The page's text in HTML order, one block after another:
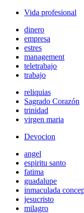
Vida profesional
dinero
empresa
estres
management
teletrabajo
trabajo
reliquias
Sagrado Corazón
trinidad
virgen maria
Devocion
angel
espiritu santo
fatima
guadalupe
inmaculada
jesucristo
milagro